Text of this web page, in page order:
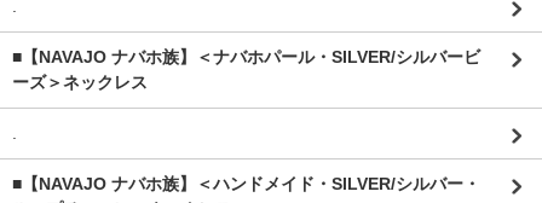
■【NAVAJO ナバホ族】＜ナバホパール・SILVER/シルバービ
ーズ＞ネックレス
■【NAVAJO ナバホ族】＜ハンドメイド・SILVER/シルバー・